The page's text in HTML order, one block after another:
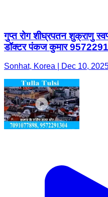
गुप्त रोग शीघ्रपतन शुक्राणु
डॉक्टर पंकज कुमार
Sonhat, Korea | Dec 10,